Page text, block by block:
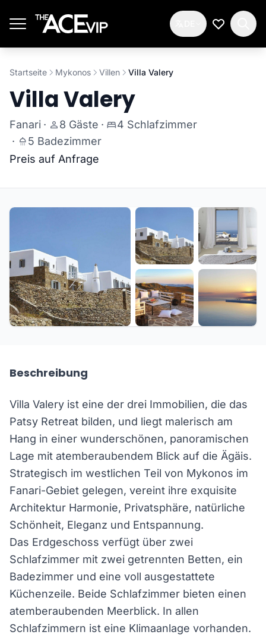
Meine
Startseite Mykonos Villen Villa Valery
Villa Valery
Fanari · 8 Gäste ·
4 Schlafzimmer
·
5 Badezimmer
Preis auf Anfrage
Beschreibung
Villa Valery ist eine der drei Immobilien, die das
Patsy Retreat bilden, und liegt malerisch am
Hang in einer wunderschönen, panoramischen
Lage mit atemberaubendem Blick auf die Ägäis.
Strategisch im westlichen Teil von Mykonos im
Fanari-Gebiet gelegen, vereint ihre exquisite
Architektur Harmonie, Privatsphäre, natürliche
Schönheit, Eleganz und Entspannung.
Das Erdgeschoss verfügt über zwei
Schlafzimmer mit zwei getrennten Betten, ein
Badezimmer und eine voll ausgestattete
Küchenzeile. Beide Schlafzimmer bieten einen
atemberaubenden Meerblick. In allen
Schlafzimmern ist eine Klimaanlage vorhanden.